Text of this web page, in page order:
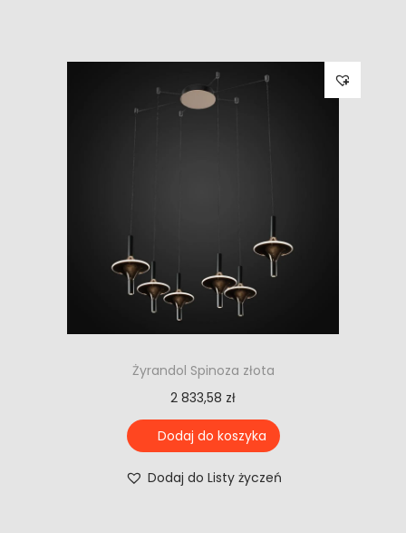
Żyrandol Spinoza złota
2 833,58 zł
Dodaj do koszyka
Dodaj do Listy życzeń